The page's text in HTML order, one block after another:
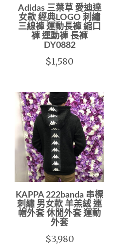
Adidas 三葉草 愛迪達
女款 經典LOGO 刺繡
三線褲 運動長褲 縮口
褲 運動褲 長褲
DY0882
$1,580
KAPPA 222banda 串標
刺繡 男女款 羊羔絨 連
帽外套 休閒外套 運動
外套
$3,980